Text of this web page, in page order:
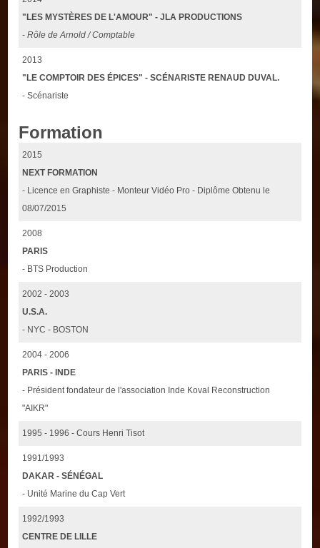
"LES MYSTÈRES DE L'AMOUR" - JLA PRODUCTIONS
-Rôle de Arnold / Comptable
2013
"LE COMPTOIR DES ÉPICES" - SCÉNARISTE RENAUD DUVAL.
- Scénariste
Formation
2015
NEXT FORMATION
- Licence en Graphiste - Monteur Vidéo Pro - Diplôme Obtenu le
08/07/2015
2008
PARIS
- BTS Production
2002 - 2003
U.S.A.
- NYC - BOSTON
2004 - 2006
PARIS - INDE
- Président fondateur de l'association Inde Koval Reconstruction
"AIKR"
1995 - 1996 - Cours Henri Tisot
1991/1993
DAKAR - SÉNÉGAL
- Unité Marine du Cap Vert
1992/1993
CENTRE DE LILLE